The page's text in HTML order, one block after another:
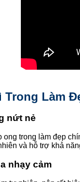
Trong Làm
nứt nẻ
trong làm đẹp
và hỗ trợ khả
nhạy cảm